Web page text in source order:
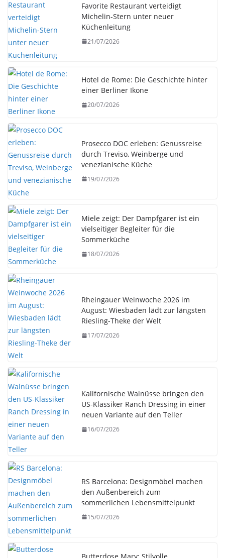
Favorite Restaurant verteidigt
Michelin-Stern unter neuer
Küchenleitung
21/07/2026
Hotel de Rome: Die Geschichte hinter
einer Berliner Ikone
20/07/2026
Prosecco DOC erleben: Genussreise
durch Treviso, Weinberge und
venezianische Küche
19/07/2026
Miele zeigt: Der Dampfgarer ist ein
vielseitiger Begleiter für die
Sommerküche
18/07/2026
Rheingauer Weinwoche 2026 im
August: Wiesbaden lädt zur längsten
Riesling-Theke der Welt
17/07/2026
Kalifornische Walnüsse bringen den
US-Klassiker Ranch Dressing in einer
neuen Variante auf den Teller
16/07/2026
RS Barcelona: Designmöbel machen
den Außenbereich zum
sommerlichen Lebensmittelpunkt
15/07/2026